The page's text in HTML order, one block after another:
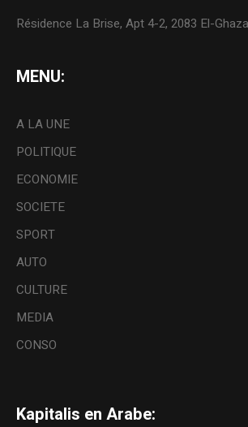
Résidence La Brise, Apt 4-2, 2083 El-
MENU:
A LA UNE
POLITIQUE
ECONOMIE
SOCIETE
SPORT
AUTO
CULTURE
MEDIA
CONSO
Kapitalis en Arabe: